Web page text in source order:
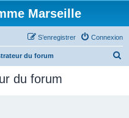
Marseille
Connexion
S’enregistrer
du forum
du forum